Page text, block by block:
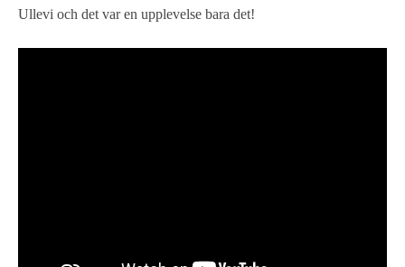
Ullevi och det var en upplevelse bara det!